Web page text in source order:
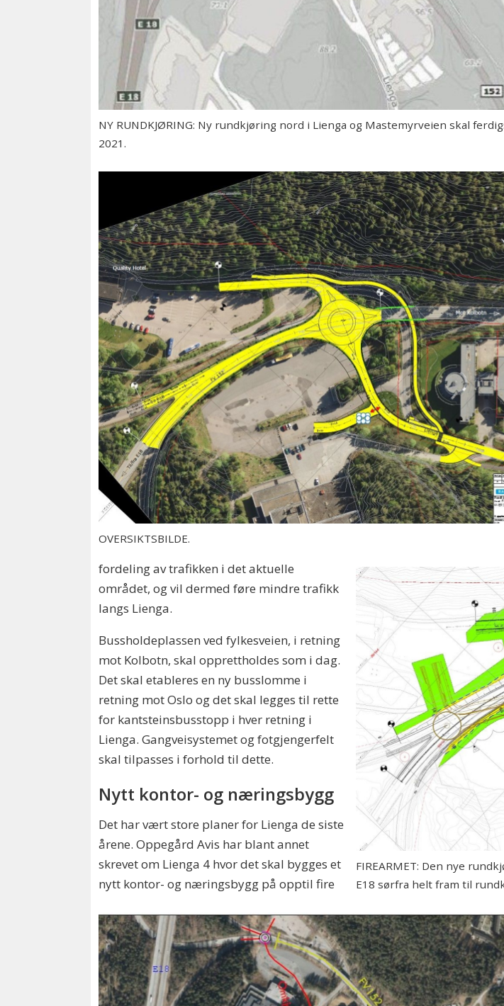
NY RUNDKJØRING: Ny rundkjøring nord i Lienga og Mastemyrveien skal
2021.
OVERSIKTSBILDE.
FIREARMET: Den nye
E18 sørfra helt fram til
fordeling av trafikken i det aktuelle
området, og vil dermed føre mindre trafikk
langs Lienga.
Bussholdeplassen ved fylkesveien, i retning
mot Kolbotn, skal opprettholdes som i dag.
Det skal etableres en ny busslomme i
retning mot Oslo og det skal legges til rette
for kantsteinsbusstopp i hver retning i
Lienga. Gangveisystemet og fotgjengerfelt
skal tilpasses i forhold til dette.
Nytt kontor- og næringsbygg
Det har vært store planer for Lienga de siste
årene. Oppegård Avis har blant annet
skrevet om Lienga 4 hvor det skal bygges et
nytt kontor- og næringsbygg på opptil fire